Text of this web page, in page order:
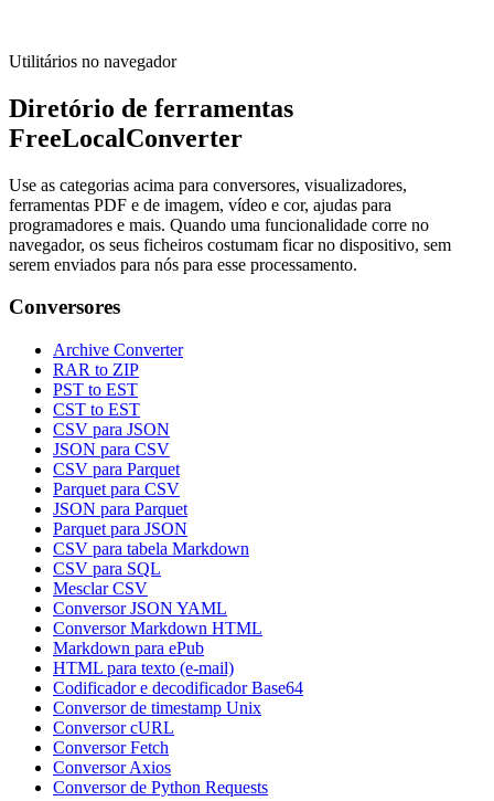
Utilitários no navegador
Diretório de ferramentas
FreeLocalConverter
Use as categorias acima para conversores, visualizadores,
ferramentas PDF e de imagem, vídeo e cor, ajudas para
programadores e mais. Quando uma funcionalidade corre no
navegador, os seus ficheiros costumam ficar no dispositivo, sem
serem enviados para nós para esse processamento.
Conversores
Archive Converter
RAR to ZIP
PST to EST
CST to EST
CSV para JSON
JSON para CSV
CSV para Parquet
Parquet para CSV
JSON para Parquet
Parquet para JSON
CSV para tabela Markdown
CSV para SQL
Mesclar CSV
Conversor JSON YAML
Conversor Markdown HTML
Markdown para ePub
HTML para texto (e-mail)
Codificador e decodificador Base64
Conversor de timestamp Unix
Conversor cURL
Conversor Fetch
Conversor Axios
Conversor de Python Requests